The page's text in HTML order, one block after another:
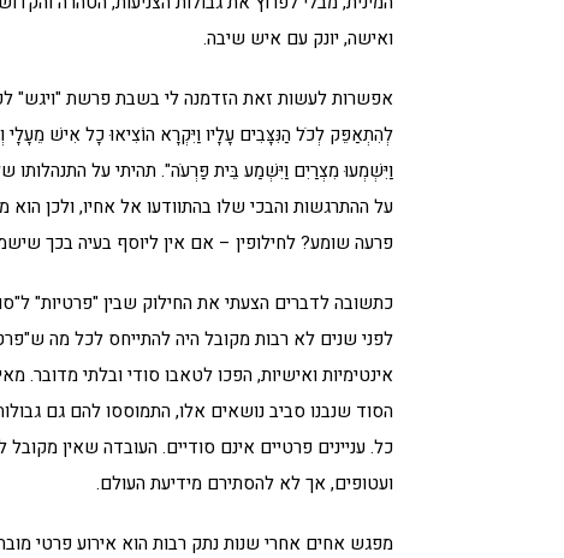
ואישה, יונק עם איש שיבה.
אפשרות לעשות זאת הזדמנה לי בשבת פרשת "ויגש"
לְהִתְאַפֵּק לְכֹל הַנִּצָּבִים עָלָיו וַיִּקְרָא הוֹצִיאוּ כָל אִישׁ
וַיִּשְׁמְעוּ מִצְרַיִם וַיִּשְׁמַע בֵּית פַּרְעֹה". תהיתי על התנהלותו
על ההתרגשות והבכי שלו בהתוודעו אל אחיו, ולכן
פרעה שומע? לחילופין – אם אין ליוסף בעיה בכך
כתשובה לדברים הצעתי את החילוק שבין "פרטיות"
לפני שנים לא רבות מקובל היה להתייחס לכל מה
אינטימיות ואישיות, הפכו לטאבו סודי ובלתי
הסוד שנבנו סביב נושאים אלו, התמוססו להם גם גבולות
כל. עניינים פרטיים אינם סודיים. העובדה שאין
ועטופים, אך לא להסתירם מידיעת העולם.
מפגש אחים אחרי שנות נתק רבות הוא אירוע פרטי